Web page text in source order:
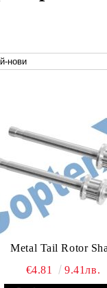
Metal Tail Rotor
€4.81
9.41лв.